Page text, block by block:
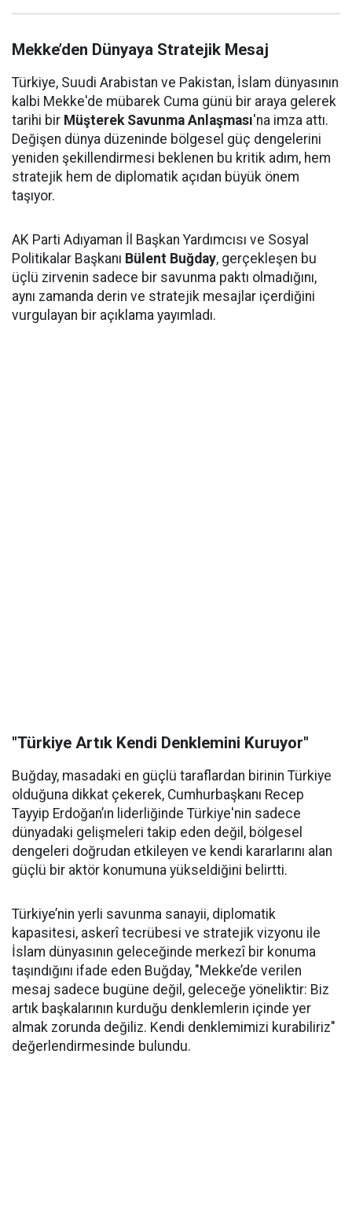
Mekke’den Dünyaya Stratejik Mesaj
Türkiye, Suudi Arabistan ve Pakistan, İslam dünyasının
kalbi Mekke'de mübarek Cuma günü bir araya gelerek
tarihi bir Müşterek Savunma Anlaşması'na imza attı.
Değişen dünya düzeninde bölgesel güç dengelerini
yeniden şekillendirmesi beklenen bu kritik adım, hem
stratejik hem de diplomatik açıdan büyük önem
taşıyor.
AK Parti Adıyaman İl Başkan Yardımcısı ve Sosyal
Politikalar Başkanı Bülent Buğday, gerçekleşen bu
üçlü zirvenin sadece bir savunma paktı olmadığını,
aynı zamanda derin ve stratejik mesajlar içerdiğini
vurgulayan bir açıklama yayımladı.
"Türkiye Artık Kendi Denklemini Kuruyor"
Buğday, masadaki en güçlü taraflardan birinin Türkiye
olduğuna dikkat çekerek, Cumhurbaşkanı Recep
Tayyip Erdoğan’ın liderliğinde Türkiye'nin sadece
dünyadaki gelişmeleri takip eden değil, bölgesel
dengeleri doğrudan etkileyen ve kendi kararlarını alan
güçlü bir aktör konumuna yükseldiğini belirtti.
Türkiye’nin yerli savunma sanayii, diplomatik
kapasitesi, askerî tecrübesi ve stratejik vizyonu ile
İslam dünyasının geleceğinde merkezî bir konuma
taşındığını ifade eden Buğday, "Mekke’de verilen
mesaj sadece bugüne değil, geleceğe yöneliktir: Biz
artık başkalarının kurduğu denklemlerin içinde yer
almak zorunda değiliz. Kendi denklemimizi kurabiliriz"
değerlendirmesinde bulundu.